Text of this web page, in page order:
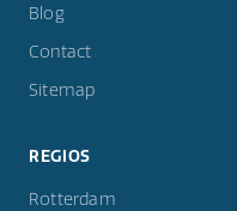
Blog
Contact
Sitemap
REGIOS
Rotterdam